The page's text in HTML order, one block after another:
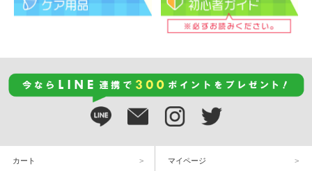
カート マイページ